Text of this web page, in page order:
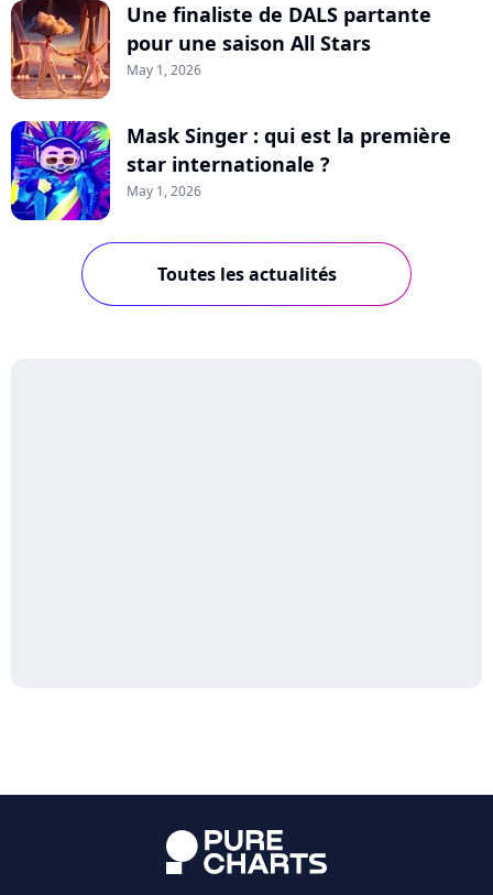
Une finaliste de DALS partante
pour une saison All Stars
May 1, 2026
Mask Singer : qui est la première
star internationale ?
May 1, 2026
Toutes les actualités